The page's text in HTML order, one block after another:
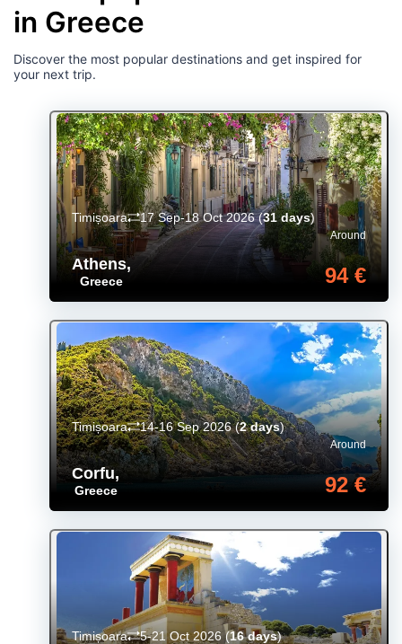
in Greece
Discover the most popular destinations and get inspired for
your next trip.
Athens,
Greece
Around
94 €
Timișoara 17 Sep-18 Oct 2026(31 days)
Corfu,
Greece
Around
92 €
Timișoara 14-16 Sep 2026(2 days)
Timișoara 5-21 Oct 2026(16 days)